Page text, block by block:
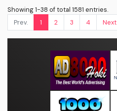
Showing 1-38 of total 1581 entries.
Prev.
1 2 3 4 Next